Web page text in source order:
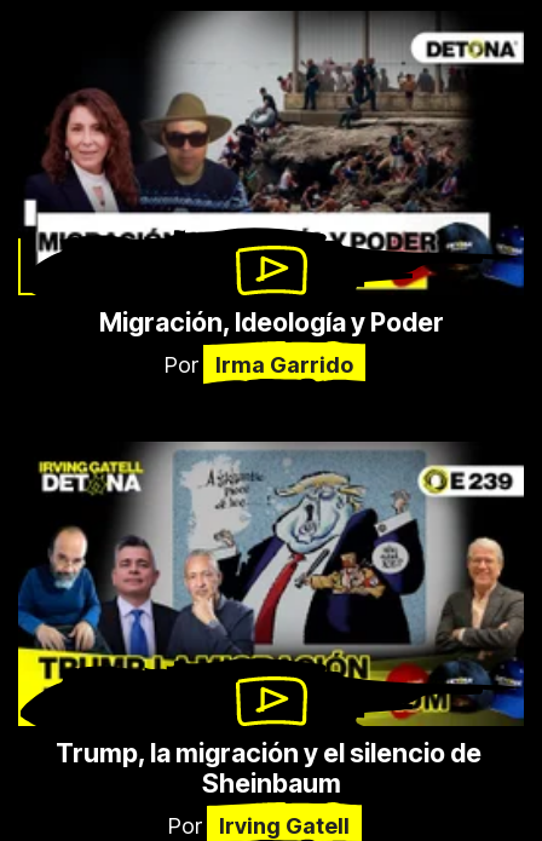
Migración, Ideología y Poder
Por Irma Garrido
Trump, la migración y el silencio de
Sheinbaum
Por Irving Gatell